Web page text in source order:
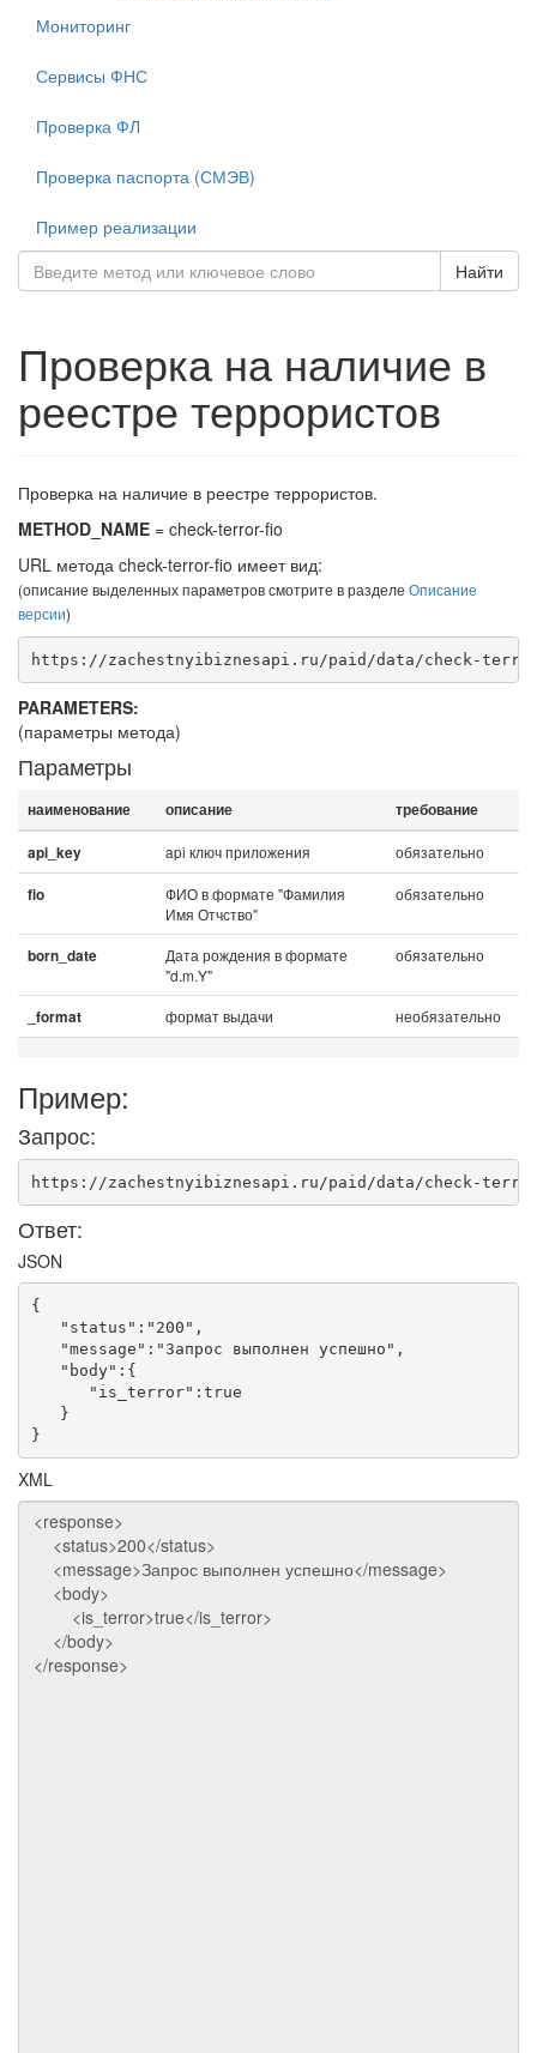
Мониторинг
Сервисы ФНС
Проверка ФЛ
Проверка паспорта (СМЭВ)
Пример реализации
Найти
Проверка на наличие в
реестре террористов
Проверка на наличие в реестре террористов.
METHOD_NAME = check-terror-fio
URL метода check-terror-fio имеет вид:
(описание выделенных параметров смотрите в разделе Описание
версии)
https://zachestnyibiznesapi.ru/paid/data/check-
PARAMETERS:
(параметры метода)
Параметры
наименование описание требование
api_key api ключ приложения обязательно
fio
ФИО в формате "Фамилия
Имя Отчство"
обязательно
born_date
Дата рождения в формате
"d.m.Y"
обязательно
_format формат выдачи необязательно
Пример:
Запрос:
https://zachestnyibiznesapi.ru/paid/data/check-
Ответ:
JSON
{
   "status":"200",
   "message":"Запрос выполнен успешно",
   "body":{
      "is_terror":true
   }
XML